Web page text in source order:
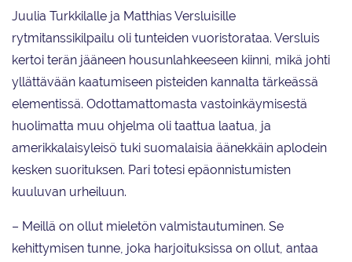
Juulia Turkkilalle ja Matthias Versluisille
rytmitanssikilpailu oli tunteiden vuoristorataa. Versluis
kertoi terän jääneen housunlahkeeseen kiinni, mikä johti
yllättävään kaatumiseen pisteiden kannalta tärkeässä
elementissä. Odottamattomasta vastoinkäymisestä
huolimatta muu ohjelma oli taattua laatua, ja
amerikkalaisyleisö tuki suomalaisia äänekkäin aplodein
kesken suorituksen. Pari totesi epäonnistumisten
kuuluvan urheiluun.
– Meillä on ollut mieletön valmistautuminen. Se
kehittymisen tunne, joka harjoituksissa on ollut, antaa